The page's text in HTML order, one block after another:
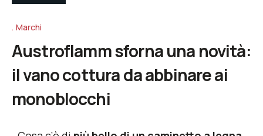
Marchi
Austroflamm sforna una novità:
il vano cottura da abbinare ai
monoblocchi